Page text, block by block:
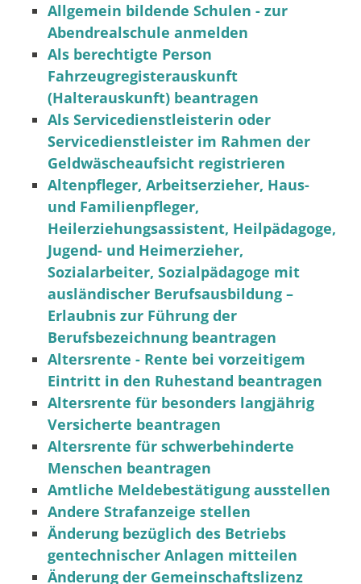
Allgemein bildende Schulen - zur
Abendrealschule anmelden
Als berechtigte Person
Fahrzeugregisterauskunft
(Halterauskunft) beantragen
Als Servicedienstleisterin oder
Servicedienstleister im Rahmen der
Geldwäscheaufsicht registrieren
Altenpfleger, Arbeitserzieher, Haus-
und Familienpfleger,
Heilerziehungsassistent, Heilpädagoge,
Jugend- und Heimerzieher,
Sozialarbeiter, Sozialpädagoge mit
ausländischer Berufsausbildung –
Erlaubnis zur Führung der
Berufsbezeichnung beantragen
Altersrente - Rente bei vorzeitigem
Eintritt in den Ruhestand beantragen
Altersrente für besonders langjährig
Versicherte beantragen
Altersrente für schwerbehinderte
Menschen beantragen
Amtliche Meldebestätigung ausstellen
Andere Strafanzeige stellen
Änderung bezüglich des Betriebs
gentechnischer Anlagen mitteilen
Änderung der Gemeinschaftslizenz